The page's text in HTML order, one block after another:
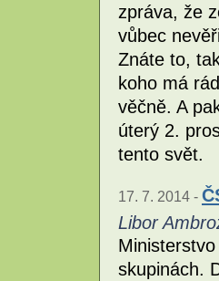
zpráva, že
vůbec
Znáte to,
koho má
věčně. A
úterý 2.
tento svět.
17. 7. 2014 -
Libor
skupinách.